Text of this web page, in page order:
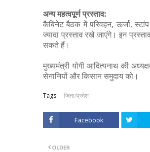
अन्य महत्वपूर्ण प्रस्ताव:
कैबिनेट बैठक में परिवहन, ऊर्जा,
ज्यादा प्रस्ताव रखे जाएंगे। इन
सकते हैं।
मुख्यमंत्री योगी आदित्यनाथ की
सेनानियों और किसान समुदाय को।
Tags: जिला/प्रदेश
Facebook
OLDER